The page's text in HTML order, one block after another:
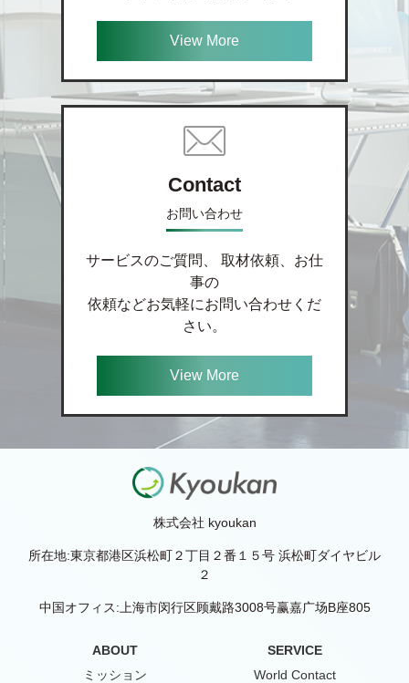
View More
Contact
お問い合わせ
サービスのご質問、 取材依頼、お仕
事の
依頼などお気軽にお問い合わせくだ
さい。
View More
株式会社 kyoukan
所在地:東京都港区浜松町２丁目２番１５号 浜松町ダイヤビル
２
中国オフィス:上海市闵行区顾戴路3008号赢嘉广场B座805
ABOUT
ミッション
SERVICE
World Contact